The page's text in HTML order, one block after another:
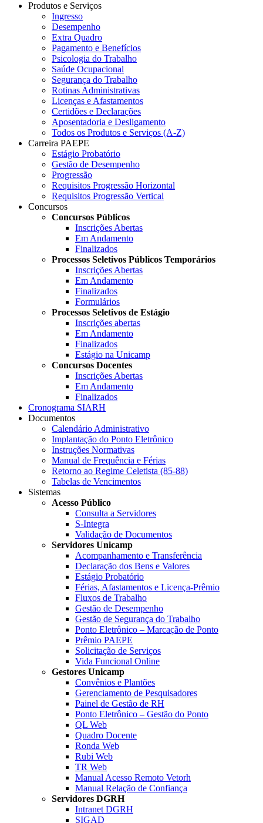
Produtos e Serviços
Ingresso
Desempenho
Extra Quadro
Pagamento e Benefícios
Psicologia do Trabalho
Saúde Ocupacional
Segurança do Trabalho
Rotinas Administrativas
Licenças e Afastamentos
Certidões e Declarações
Aposentadoria e Desligamento
Todos os Produtos e Serviços (A-Z)
Carreira PAEPE
Estágio Probatório
Gestão de Desempenho
Progressão
Requisitos Progressão Horizontal
Requisitos Progressão Vertical
Concursos
Concursos Públicos
Inscrições Abertas
Em Andamento
Finalizados
Processos Seletivos Públicos Temporários
Inscrições Abertas
Em Andamento
Finalizados
Formulários
Processos Seletivos de Estágio
Inscrições abertas
Em Andamento
Finalizados
Estágio na Unicamp
Concursos Docentes
Inscrições Abertas
Em Andamento
Finalizados
Cronograma SIARH
Documentos
Calendário Administrativo
Implantação do Ponto Eletrônico
Instruções Normativas
Manual de Frequência e Férias
Retorno ao Regime Celetista (85-88)
Tabelas de Vencimentos
Sistemas
Acesso Público
Consulta a Servidores
S-Integra
Validação de Documentos
Servidores Unicamp
Acompanhamento e Transferência
Declaração dos Bens e Valores
Estágio Probatório
Férias, Afastamentos e Licença-Prêmio
Fluxos de Trabalho
Gestão de Desempenho
Gestão de Segurança do Trabalho
Ponto Eletrônico – Marcação de Ponto
Prêmio PAEPE
Solicitação de Serviços
Vida Funcional Online
Gestores Unicamp
Convênios e Plantões
Gerenciamento de Pesquisadores
Painel de Gestão de RH
Ponto Eletrônico – Gestão do Ponto
QL Web
Quadro Docente
Ronda Web
Rubi Web
TR Web
Manual Acesso Remoto Vetorh
Manual Relação de Confiança
Servidores DGRH
Intranet DGRH
SIGAD